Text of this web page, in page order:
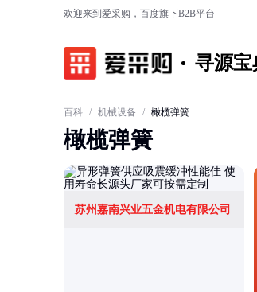
欢迎来到爱采购，百度旗下B2B平台
寻源宝
百科 / 机械设备 / 橄榄弹簧
橄榄弹簧
苏州嘉南兴业五金机电有限公司